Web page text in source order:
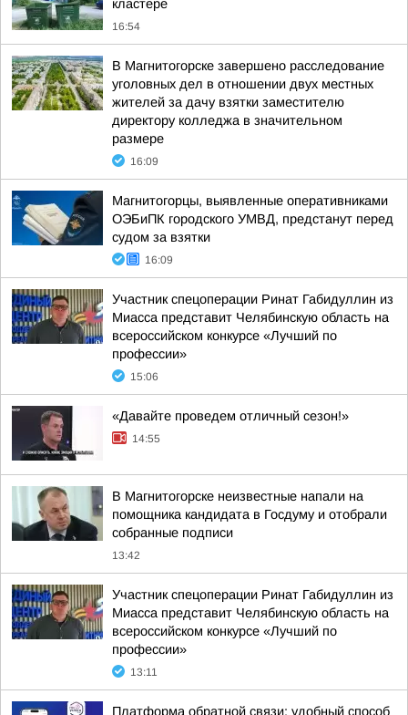
кластере
16:54
В Магнитогорске завершено расследование
уголовных дел в отношении двух местных
жителей за дачу взятки заместителю
директору колледжа в значительном
размере
16:09
Магнитогорцы, выявленные оперативниками
ОЭБиПК городского УМВД, предстанут перед
судом за взятки
16:09
Участник спецоперации Ринат Габидуллин из
Миасса представит Челябинскую область на
всероссийском конкурсе «Лучший по
профессии»
15:06
«Давайте проведем отличный сезон!»
14:55
В Магнитогорске неизвестные напали на
помощника кандидата в Госдуму и отобрали
собранные подписи
13:42
Участник спецоперации Ринат Габидуллин из
Миасса представит Челябинскую область на
всероссийском конкурсе «Лучший по
профессии»
13:11
Платформа обратной связи: удобный способ